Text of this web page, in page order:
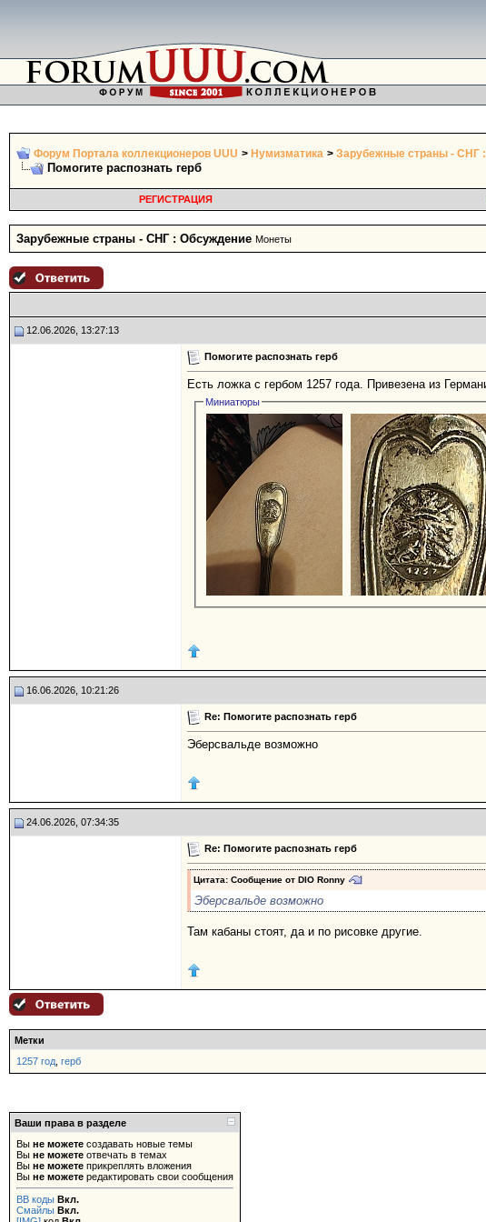
Форум Портала коллекционеров UUU > Нумизматика > Зарубежные страны - СНГ
Помогите распознать герб
РЕГИСТРАЦИЯ
Зарубежные страны - СНГ : Обсуждение Монеты
12.06.2026, 13:27:13
Помогите распознать герб
Есть ложка с гербом 1257 года. Привезена из
Миниатюры
16.06.2026, 10:21:26
Re: Помогите распознать герб
Эберсвальде возможно
24.06.2026, 07:34:35
Re: Помогите распознать герб
Цитата: Сообщение от DIO Ronny
Эберсвальде возможно
Там кабаны стоят, да и по рисовке другие.
Метки
1257 год герб
Ваши права в разделе
Вы не можете создавать новые темы
Вы не можете отвечать в темах
Вы не можете прикреплять вложения
Вы не можете редактировать свои сообщения
BB коды Вкл.
Смайлы Вкл.